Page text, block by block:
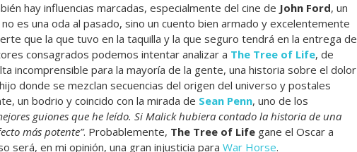
hay influencias marcadas, especialmente del cine de John Ford, un
no es una oda al pasado, sino un cuento bien armado y excelentemente
que la que tuvo en la taquilla y la que seguro tendrá en la entrega de
consagrados podemos intentar analizar a The Tree of Life, de
incomprensible para la mayoría de la gente, una historia sobre el dolor
donde se mezclan secuencias del origen del universo y postales
un bodrio y coincido con la mirada de Sean Penn, uno de los
guiones que he leído. Si Malick hubiera contado la historia de una
más potente”. Probablemente, The Tree of Life gane el Oscar a
será, en mi opinión, una gran injusticia para War Horse.